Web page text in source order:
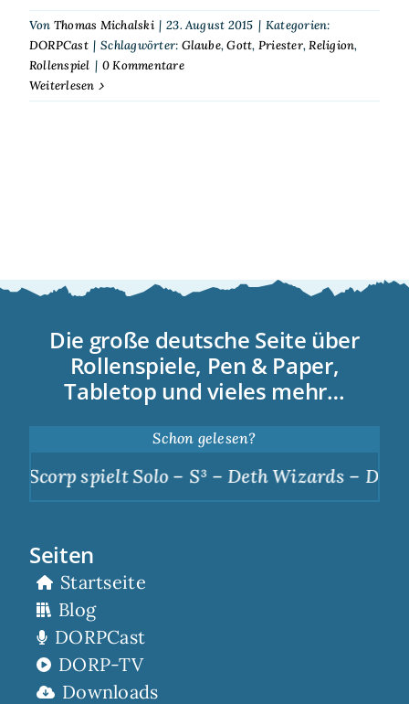
Von Thomas Michalski | 23. August 2015 | Kategorien:
DORPCast | Schlagwörter: Glaube,Gott, Priester,Religion,
Rollenspiel | 0 Kommentare
Weiterlesen
Die große deutsche Seite über
Rollenspiele, Pen & Paper,
Tabletop und vieles mehr…
Schon gelesen?
spielt Solo – S³ – Deth Wizards – Dunkle
Seiten
Startseite
Blog
DORPCast
DORP-TV
Downloads